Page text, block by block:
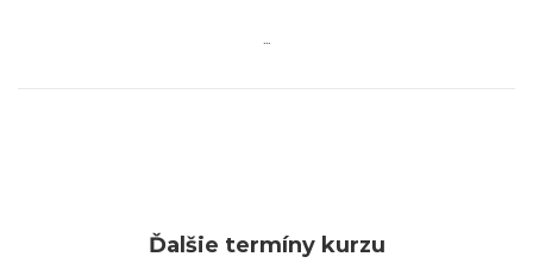
Ďalšie termíny kurzu